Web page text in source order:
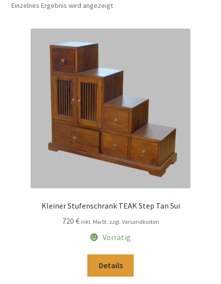
Datenschutzerklärung
Kolonialmöbel
Versandkosten und Zahlungsbedingungen
Einzelnes Ergebnis wird angezeigt
Kleiner Stufenschrank TEAK Step Tan Sui
720 € inkl. MwSt. zzgl. Versandkosten
Vorrätig
Details